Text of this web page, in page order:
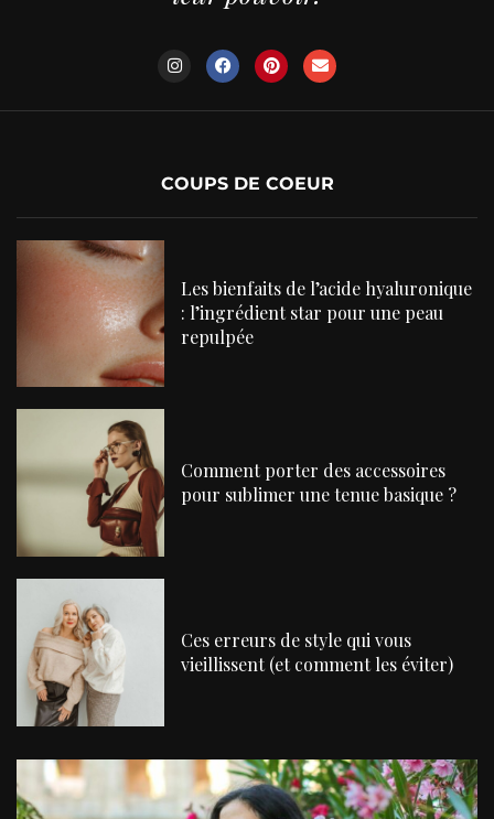
COUPS DE COEUR
Les bienfaits de l’acide hyaluronique
: l’ingrédient star pour une peau
repulpée
Comment porter des accessoires
pour sublimer une tenue basique ?
Ces erreurs de style qui vous
vieillissent (et comment les éviter)